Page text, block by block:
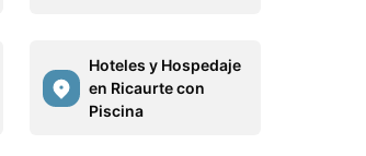
Hoteles y Hospedaje
en Ricaurte con
Piscina